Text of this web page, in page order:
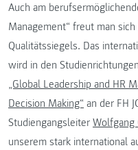
Auch am
Management“ freut man
Qualitätssiegels. Das
wird in den Studienrichtungen
„Global Leadership and HR
Decision Making“ an der FH
Studiengangsleiter Wolfgang
unserem stark international